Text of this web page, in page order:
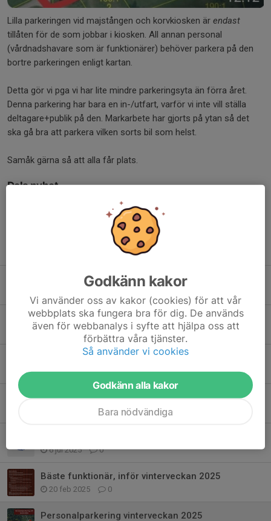
Lilla parkeringen vid majstången och korvkiosken är endast
tillåten för de som jobbar i kiosken. All annan personal
(vårdnadshavare som är funktionärer) behöver parkera på den
bortre parkeringen enligt kartan.
Detta gör vi pga vi har lite mindre parkeringsyta än förra året.
Denna parkering har bara en in-/utfart, varför vi inte vill ställa
deltagare+publik på den. Markarbete har gjorts på ytan så det
ska gå bra att parkera vilken sorts bil som helst.
Samåk gärna så att alla får plats.
Dela nyhet
Schema Vasaloppet sommarveckan 2026
Preliminärt schema sommarveckan 2026
21 maj, 16:19 0
Vinterveckan 2026, dags att bemanna
18 jan, 17:21 0
Vinterveckan 2026, preliminärt schema
0
6 jul 2025 0
Bäste funktionär, inför vinterveckan 2025
20 feb 2025 0
Personalparkering vinterveckan 2025
Godkänn kakor
Vi använder oss av kakor (cookies) för att vår
webbplats ska fungera bra för dig. De används
även för webbanalys i syfte att hjälpa oss att
förbättra våra tjänster.
Så använder vi cookies
Godkänn alla kakor
Bara nödvändiga